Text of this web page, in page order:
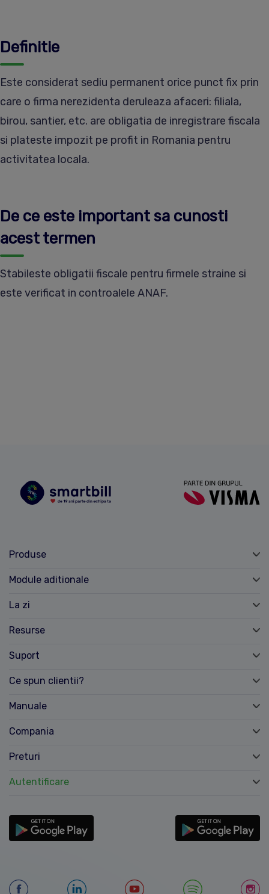
Definitie
Este considerat sediu permanent orice punct fix prin
care o firma nerezidenta deruleaza afaceri: filiala,
birou, santier, etc. are obligatia de inregistrare fiscala
si plateste impozit pe profit in Romania pentru
activitatea locala.
De ce este important sa cunosti
acest termen
Stabileste obligatii fiscale pentru firmele straine si
este verificat in controalele ANAF.
Produse
Module aditionale
La zi
Resurse
Suport
Ce spun clientii?
Manuale
Compania
Preturi
Autentificare